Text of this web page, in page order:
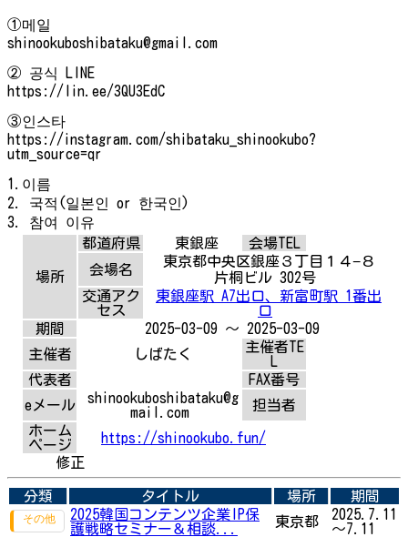
①메일
shinookuboshibataku@gmail.com
② 공식 LINE
https://lin.ee/3QU3EdC
③인스타
https://instagram.com/shibataku_shinookubo?
utm_source=qr
1.이름
2. 국적(일본인 or 한국인)
3. 참여 이유
場所
都道府県 東銀座
会場TEL
会場名
東京都中央区銀座３丁目１４−８
片桐ビル 302号
交通アク
セス
東銀座駅 A7出口、新富町駅 1番出
口
期間
2025-03-09 ～ 2025-03-09
主催者
しばたく
主催者TE
代表者
FAX番号
eメール
shinookuboshibataku@g
mail.com
担当者
ホーム
ページ
https://shinookubo.fun/
修正
分類 タイトル 場所
期間
2025韓国コンテンツ企業IP保
護戦略セミナー＆相談...
東京都
2025.7.11
～7.11